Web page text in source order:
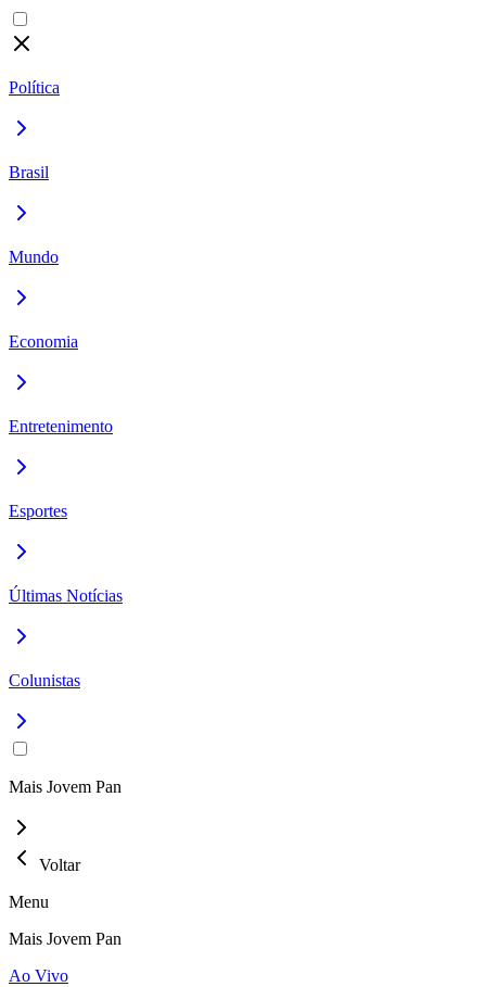
Política
Brasil
Mundo
Economia
Entretenimento
Esportes
Últimas Notícias
Colunistas
Mais Jovem Pan
Voltar
Menu
Mais Jovem Pan
Ao Vivo